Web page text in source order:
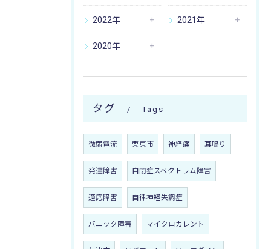
2022年 2021年
2020年
タグ Tags
微弱電流 栗東市 神経痛 耳鳴り
発達障害 自閉症スペクトラム障害
適応障害 自律神経失調症
パニック障害 マイクロカレント